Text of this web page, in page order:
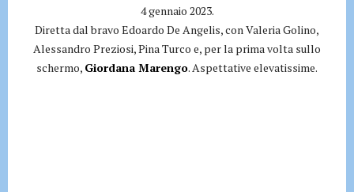
4 gennaio 2023.
Diretta dal bravo Edoardo De Angelis, con Valeria Golino,
Alessandro Preziosi, Pina Turco e, per la prima volta sullo
schermo, Giordana Marengo. Aspettative elevatissime.